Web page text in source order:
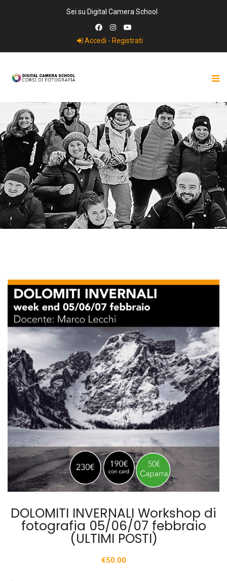
Sei su Digital Camera School
Accedi - Registrati
DOLOMITI INVERNALI Workshop di
fotografia 05/06/07 febbraio
(ULTIMI POSTI)
€50.00